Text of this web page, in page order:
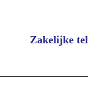
Zakelijke